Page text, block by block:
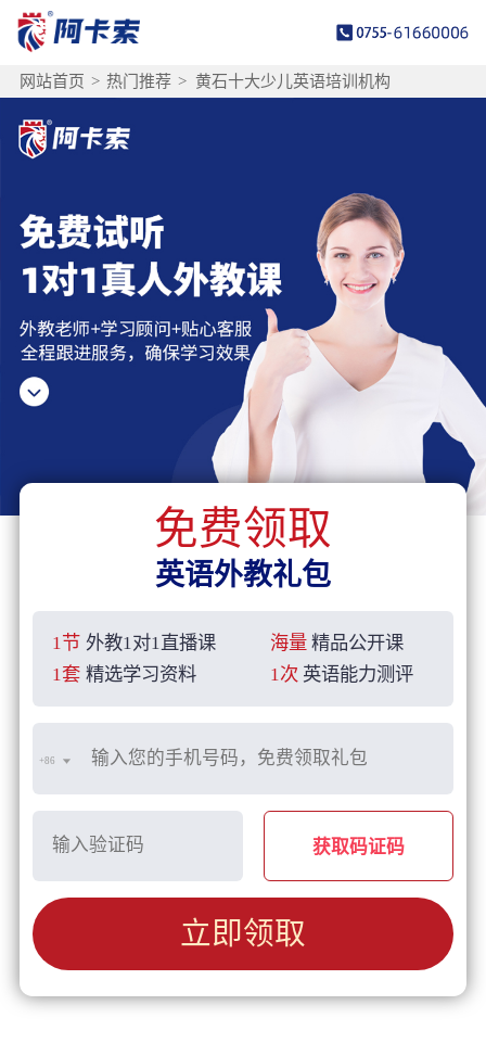
网站首页 > 热门推荐 > 黄石十大少儿英语培训机构
免费领取
英语外教礼包
1节 外教1对1直播课 海量 精品公开课
1套 精选学习资料 1次 英语能力测评
+86
获取码证码
立即领取